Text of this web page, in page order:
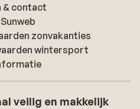
& contact
zonvakanties
wintersport
veilig en makkelijk